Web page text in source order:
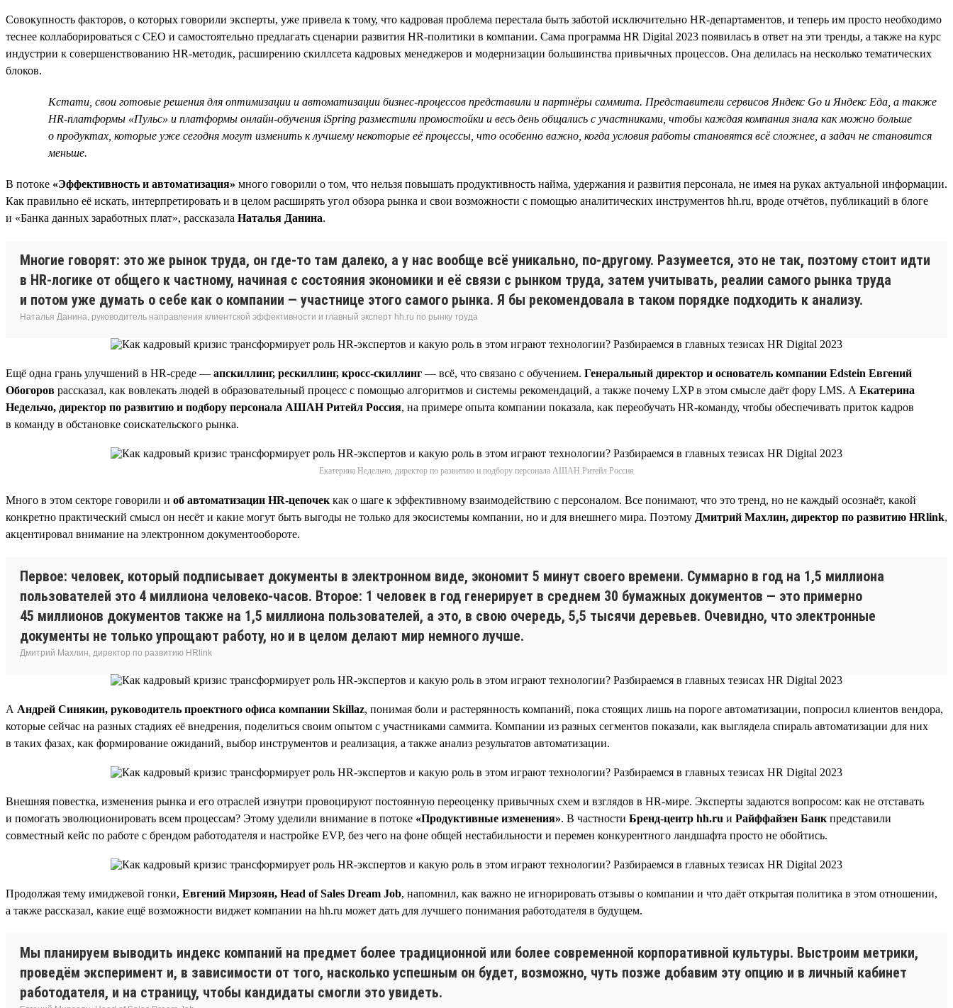
Совокупность факторов, о которых говорили эксперты, уже привела к тому, что кадровая проблема перестала быть заботой исключительно HR-департаментов, и теперь им просто необходимо
теснее коллаборироваться с СЕО и самостоятельно предлагать сценарии развития HR-политики в компании. Сама программа HR Digital 2023 появилась в ответ на эти тренды, а также на курс
индустрии к совершенствованию HR-методик, расширению скиллсета кадровых менеджеров и модернизации большинства привычных процессов. Она делилась на несколько тематических
блоков.
Кстати, свои готовые решения для оптимизации и автоматизации бизнес-процессов представили и партнёры саммита. Представители сервисов Яндекс Go и Яндекс Еда, а также
HR-платформы «Пульс» и платформы онлайн-обучения iSpring разместили промостойки и весь день общались с участниками, чтобы каждая компания знала как можно больше
о продуктах, которые уже сегодня могут изменить к лучшему некоторые её процессы, что особенно важно, когда условия работы становятся всё сложнее, а задач не становится
меньше.
В потоке «Эффективность и автоматизация» много говорили о том, что нельзя повышать продуктивность найма, удержания и развития персонала, не имея на руках актуальной информации.
Как правильно её искать, интерпретировать и в целом расширять угол обзора рынка и свои возможности с помощью аналитических инструментов hh.ru, вроде отчётов, публикаций в блоге
и «Банка данных заработных плат», рассказала Наталья Данина.
Многие говорят: это же рынок труда, он где-то там далеко, а у нас вообще всё уникально, по-другому. Разумеется, это не так, поэтому стоит идти
в HR-логике от общего к частному, начиная с состояния экономики и её связи с рынком труда, затем учитывать, реалии самого рынка труда
и потом уже думать о себе как о компании — участнице этого самого рынка. Я бы рекомендовала в таком порядке подходить к анализу.
Наталья Данина, руководитель направления клиентской эффективности и главный эксперт hh.ru по рынку труда
Ещё одна грань улучшений в HR-среде — апскиллинг, рескиллинг, кросс-скиллинг — всё, что связано с обучением. Генеральный директор и основатель компании Edstein Евгений
Обогоров рассказал, как вовлекать людей в образовательный процесс с помощью алгоритмов и системы рекомендаций, а также почему LXP в этом смысле даёт фору LMS. А Екатерина
Недельчо, директор по развитию и подбору персонала АШАН Ритейл Россия, на примере опыта компании показала, как переобучать HR-команду, чтобы обеспечивать приток кадров
в команду в обстановке соискательского рынка.
Екатерина Недельчо, директор по развитию и подбору персонала АШАН Ритейл Россия
Много в этом секторе говорили и об автоматизации HR-цепочек как о шаге к эффективному взаимодействию с персоналом. Все понимают, что это тренд, но не каждый осознаёт, какой
конкретно практический смысл он несёт и какие могут быть выгоды не только для экосистемы компании, но и для внешнего мира. Поэтому Дмитрий Махлин, директор по развитию HRlink,
акцентировал внимание на электронном документообороте.
Первое: человек, который подписывает документы в электронном виде, экономит 5 минут своего времени. Суммарно в год на 1,5 миллиона
пользователей это 4 миллиона человеко-часов. Второе: 1 человек в год генерирует в среднем 30 бумажных документов — это примерно
45 миллионов документов также на 1,5 миллиона пользователей, а это, в свою очередь, 5,5 тысячи деревьев. Очевидно, что электронные
документы не только упрощают работу, но и в целом делают мир немного лучше.
Дмитрий Махлин, директор по развитию HRlink
А Андрей Синякин, руководитель проектного офиса компании Skillaz, понимая боли и растерянность компаний, пока стоящих лишь на пороге автоматизации, попросил клиентов вендора,
которые сейчас на разных стадиях её внедрения, поделиться своим опытом с участниками саммита. Компании из разных сегментов показали, как выглядела спираль автоматизации для них
в таких фазах, как формирование ожиданий, выбор инструментов и реализация, а также анализ результатов автоматизации.
Внешняя повестка, изменения рынка и его отраслей изнутри провоцируют постоянную переоценку привычных схем и взглядов в HR-мире. Эксперты задаются вопросом: как не отставать
и помогать эволюционировать всем процессам? Этому уделили внимание в потоке «Продуктивные изменения». В частности Бренд-центр hh.ru и Райффайзен Банк представили
совместный кейс по работе с брендом работодателя и настройке EVP, без чего на фоне общей нестабильности и перемен конкурентного ландшафта просто не обойтись.
Продолжая тему имиджевой гонки, Евгений Мирзоян, Head of Sales Dream Job, напомнил, как важно не игнорировать отзывы о компании и что даёт открытая политика в этом отношении,
а также рассказал, какие ещё возможности виджет компании на hh.ru может дать для лучшего понимания работодателя в будущем.
Мы планируем выводить индекс компаний на предмет более традиционной или более современной корпоративной культуры. Выстроим метрики,
проведём эксперимент и, в зависимости от того, насколько успешным он будет, возможно, чуть позже добавим эту опцию и в личный кабинет
работодателя, и на страницу, чтобы кандидаты смогли это увидеть.